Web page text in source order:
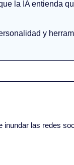
la IA entienda
y
inundar las redes